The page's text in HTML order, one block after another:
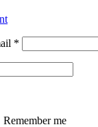
*
Remember me